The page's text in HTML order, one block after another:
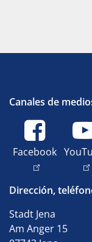
Canales de
Facebook
Dirección,
Stadt Jena
Am Anger 15